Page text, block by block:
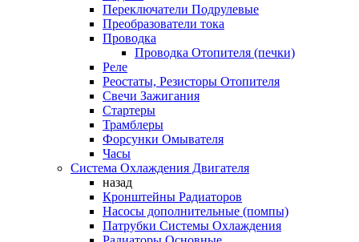
Переключатели Подрулевые
Преобразователи тока
Проводка
Проводка Отопителя (печки)
Реле
Реостаты, Резисторы Отопителя
Свечи Зажигания
Стартеры
Трамблеры
Форсунки Омывателя
Часы
Система Охлаждения Двигателя
назад
Кронштейны Радиаторов
Насосы дополнительные (помпы)
Патрубки Системы Охлаждения